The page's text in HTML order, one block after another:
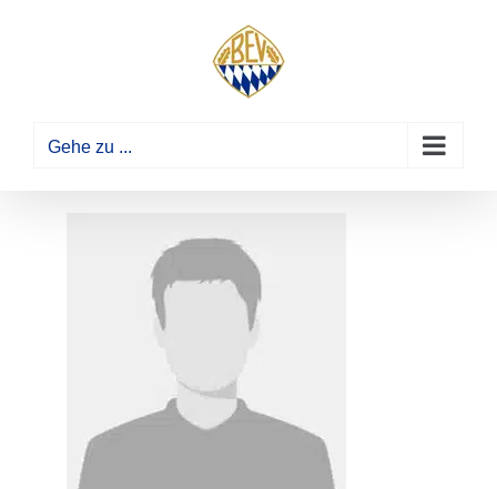
Gehe zu ...